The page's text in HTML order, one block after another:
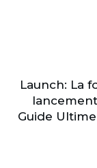
Launch: La
Guide